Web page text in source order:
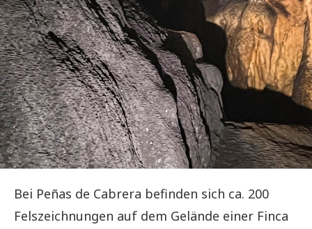
Bei Peñas de Cabrera befinden sich ca. 200
Felszeichnungen auf dem Gelände einer Finca